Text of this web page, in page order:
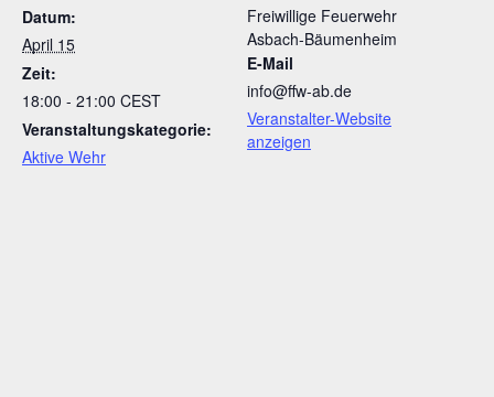
Datum:
April 15
Zeit:
18:00 - 21:00 CEST
Veranstaltungskategorie:
Aktive Wehr
Freiwillige Feuerwehr
Asbach-Bäumenheim
E-Mail
info@ffw-ab.de
Veranstalter-Website
anzeigen